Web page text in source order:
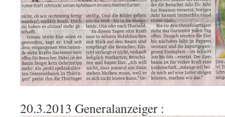
20.3.2013 Generalanzeiger :